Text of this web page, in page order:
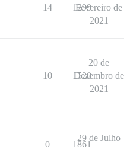
14 1299
Fevereiro de
2021
10 1520
20 de
Dezembro de
2021
0 1861
29 de Julho